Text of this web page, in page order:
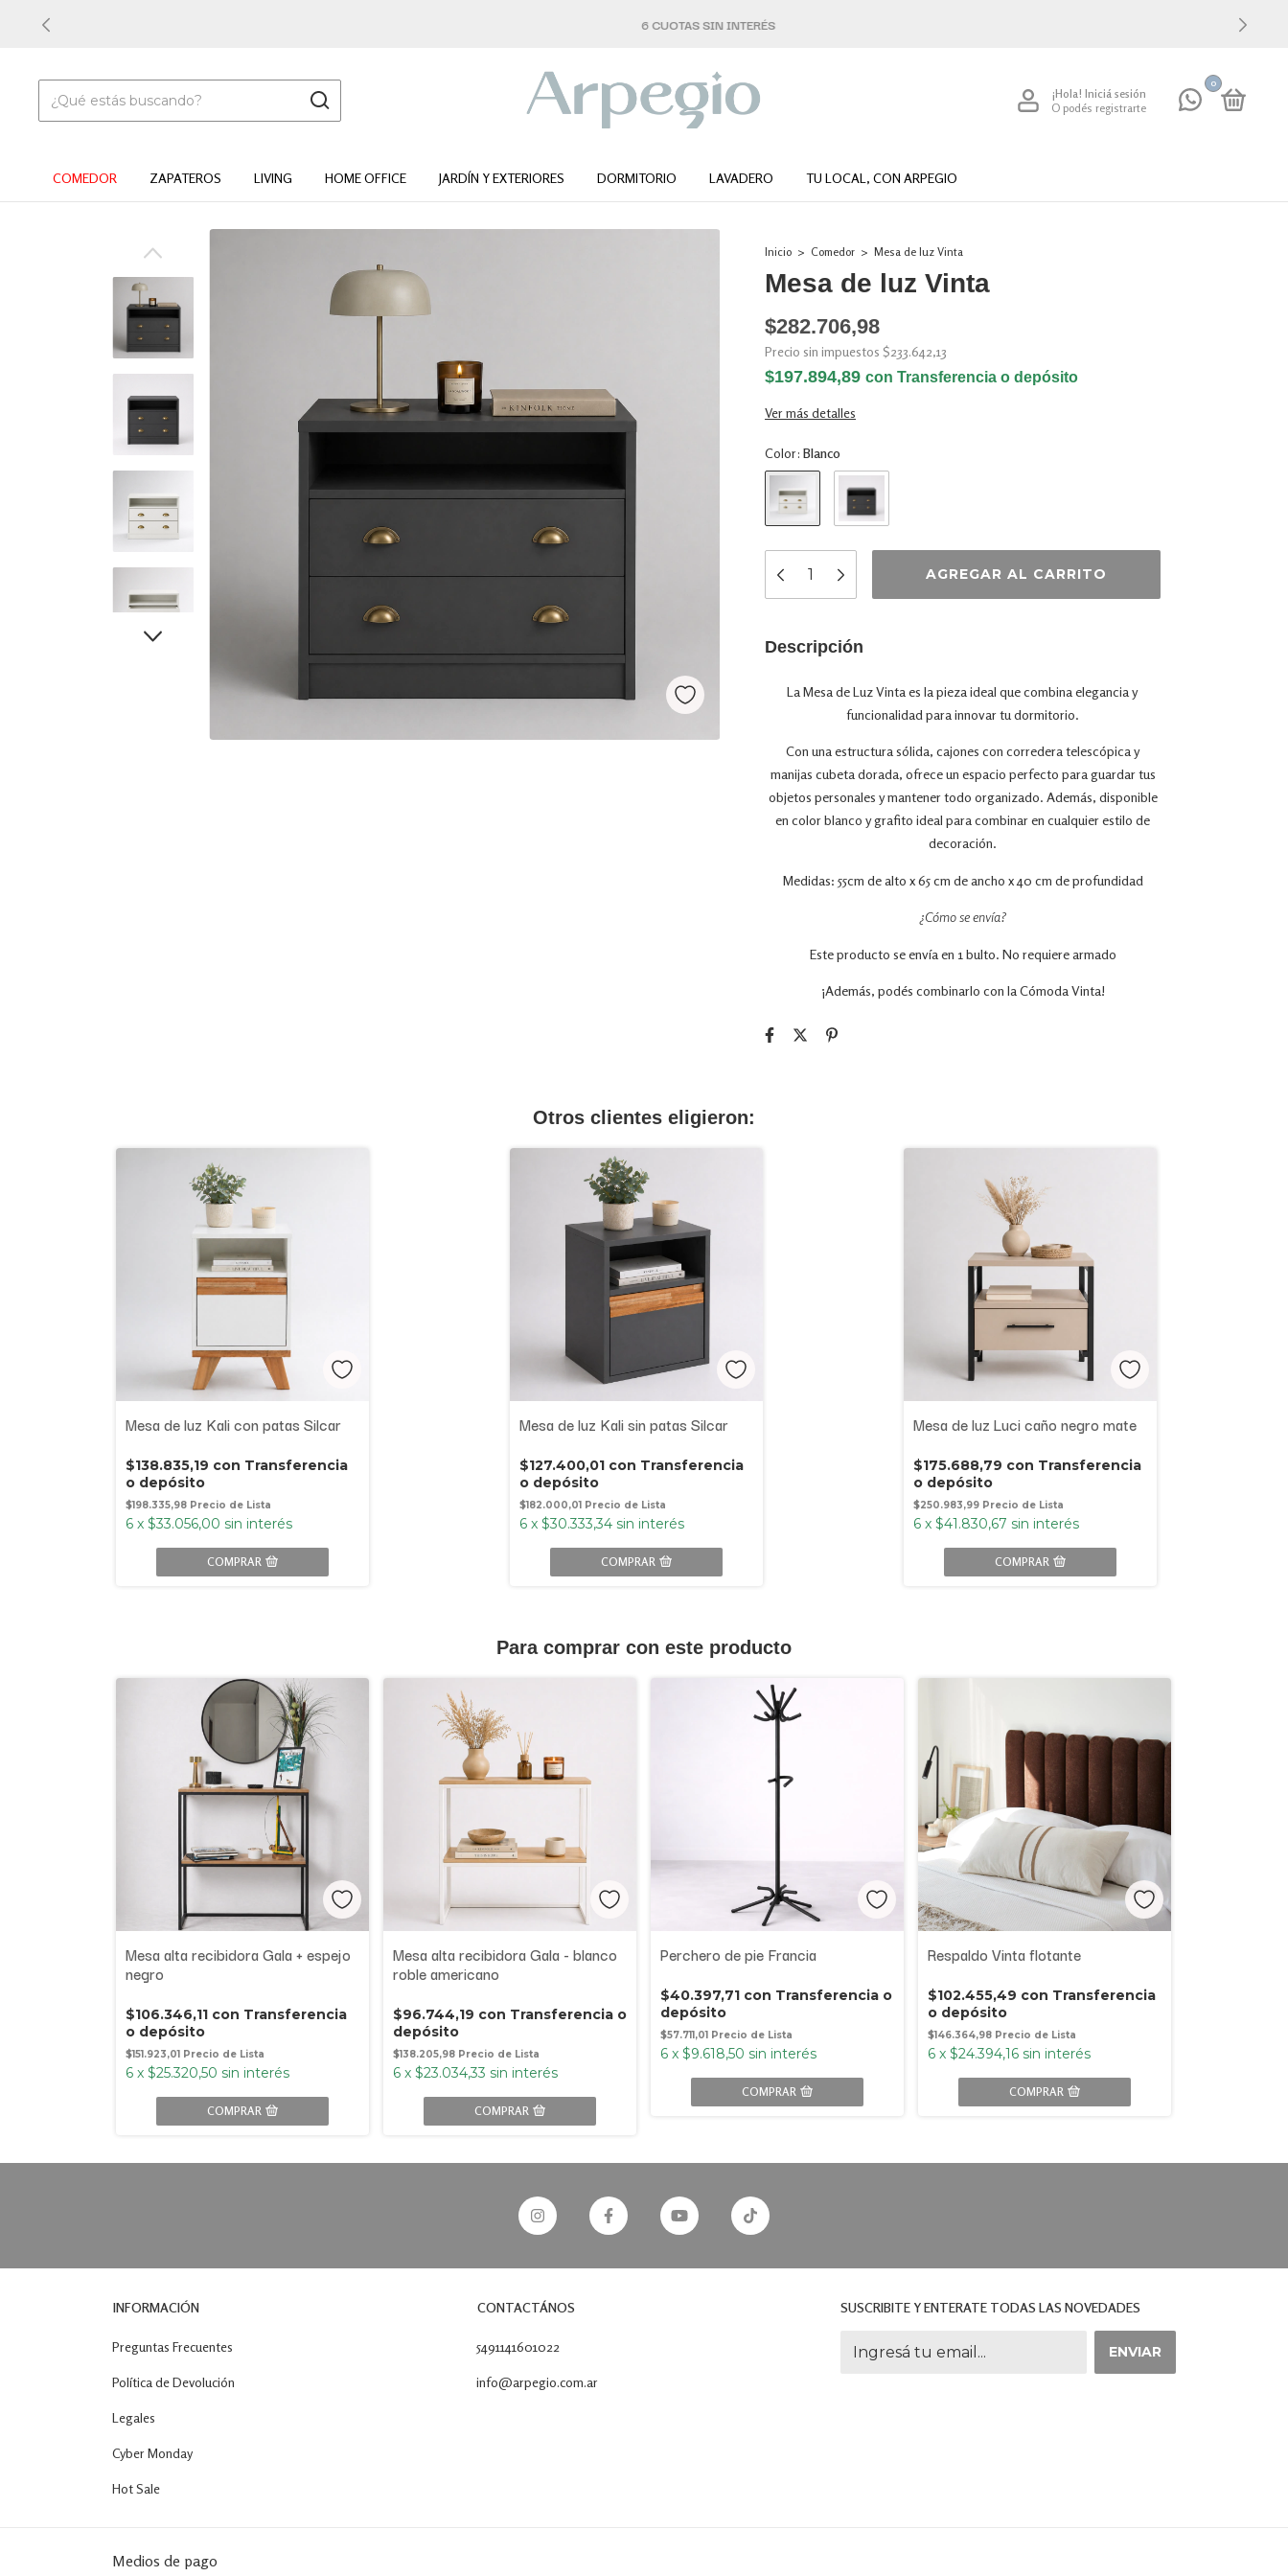
6 CUOTAS SIN INTERÉS
¡Hola! Iniciá sesión
O podés registrarte
0
COMEDOR ZAPATEROS LIVING HOME OFFICE JARDÍN Y EXTERIORES DORMITORIO LAVADERO TU LOCAL, CON ARPEGIO
Inicio > Comedor > Mesa de luz Vinta
Mesa de luz Vinta
$282.706,98
Precio sin impuestos $233.642,13
$197.894,89 con Transferencia o depósito
Ver más detalles
Color: Blanco
Descripción
La Mesa de Luz Vinta es la pieza ideal que combina elegancia y
funcionalidad para innovar tu dormitorio.
Con una estructura sólida, cajones con corredera telescópica y
manijas cubeta dorada, ofrece un espacio perfecto para guardar tus
objetos personales y mantener todo organizado. Además, disponible
en color blanco y grafito ideal para combinar en cualquier estilo de
decoración.
Medidas: 55cm de alto x 65 cm de ancho x 40 cm de profundidad
¿Cómo se envía?
Este producto se envía en 1 bulto. No requiere armado
¡Además, podés combinarlo con la Cómoda Vinta!
Otros clientes eligieron:
Mesa de luz Kali con patas Silcar
$198.335,98
$138.835,19 con Transferencia
o depósito
6 x $33.056,00 sin interés
COMPRAR
Mesa de luz Kali sin patas Silcar
$182.000,01
$127.400,01 con Transferencia
o depósito
6 x $30.333,34 sin interés
COMPRAR
Mesa de luz Luci caño negro mate
$250.983,99
$175.688,79 con Transferencia
o depósito
6 x $41.830,67 sin interés
COMPRAR
Para comprar con este producto
Mesa alta recibidora Gala + espejo
negro
$151.923,01
$106.346,11 con Transferencia
o depósito
6 x $25.320,50 sin interés
COMPRAR
Mesa alta recibidora Gala - blanco
roble americano
$138.205,98
$96.744,19 con Transferencia o
depósito
6 x $23.034,33 sin interés
COMPRAR
Perchero de pie Francia
$57.711,01
$40.397,71 con Transferencia o
depósito
6 x $9.618,50 sin interés
COMPRAR
Respaldo Vinta flotante
$146.364,98
$102.455,49 con Transferencia
o depósito
6 x $24.394,16 sin interés
COMPRAR
INFORMACIÓN
Preguntas Frecuentes
Política de Devolución
Legales
Cyber Monday
Hot Sale
CONTACTÁNOS
5491141601022
info@arpegio.com.ar
SUSCRIBITE Y ENTERATE TODAS LAS NOVEDADES
Medios de pago